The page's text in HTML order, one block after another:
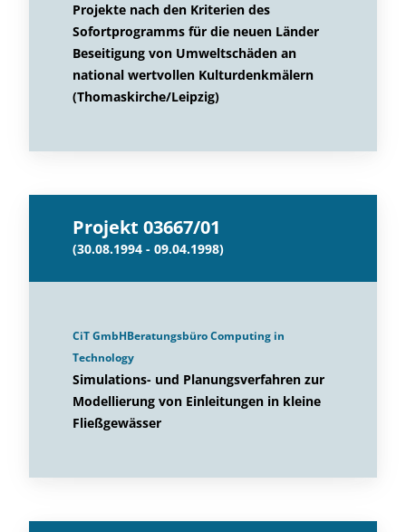
Projekte nach den Kriterien des
Sofortprogramms für die neuen Länder
Beseitigung von Umweltschäden an
national wertvollen Kulturdenkmälern
(Thomaskirche/Leipzig)
Projekt 03667/01
(30.08.1994 - 09.04.1998)
CiT GmbHBeratungsbüro Computing in
Technology
Simulations- und Planungsverfahren zur
Modellierung von Einleitungen in kleine
Fließgewässer